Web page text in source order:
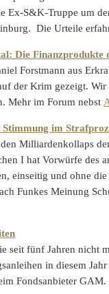
Ex-S&K-Truppe um
Die Urteile
Die Finanzprodukte
Forstmann aus
der Krim gezeigt.
Mehr im Forum nebst
im
Milliardenkollaps
I hat Vorwürfe des
einseitig und ohne
Funkes Meinung
seit fünf Jahren nicht
in diesem
Fondsanbieter